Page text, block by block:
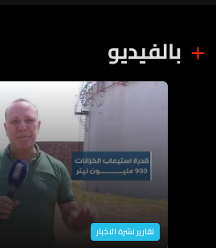
بالفيديو
تقارير نشرة الاخبار